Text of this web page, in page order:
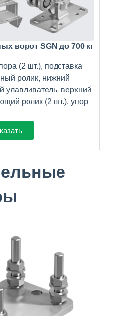
ворот SGN до 700 кг
(2 шт.), подставка
ролик, нижний
улавливатель, верхний
ролик (2 шт.), упор